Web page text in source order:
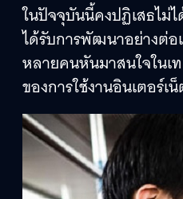
ในปัจจุบันนี้คงปฏิเสธไม่
ได้รับการพัฒนาอย่างต่อ
หลายคนหันมาสนใจในเ
ของการใช้งานอินเตอร์